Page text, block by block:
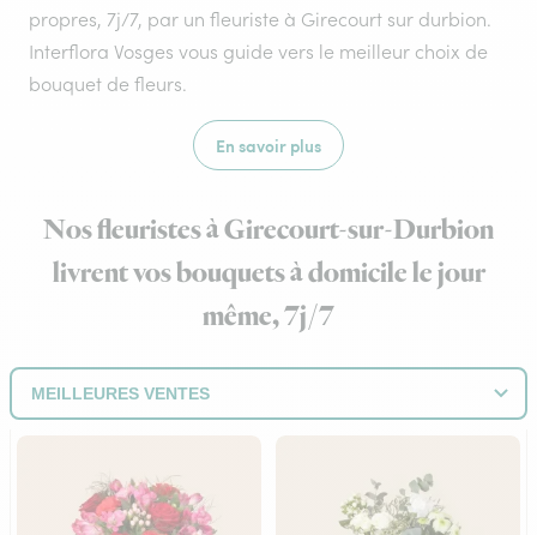
propres, 7j/7, par un fleuriste à Girecourt sur durbion.
Interflora Vosges vous guide vers le meilleur choix de
bouquet de fleurs.
En savoir plus
Nos fleuristes à Girecourt-sur-Durbion
livrent vos bouquets à domicile le jour
même, 7j/7